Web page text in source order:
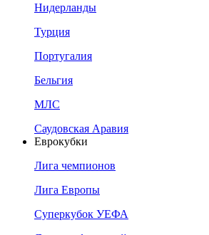
Нидерланды
Турция
Португалия
Бельгия
МЛС
Саудовская Аравия
Еврокубки
Лига чемпионов
Лига Европы
Суперкубок УЕФА